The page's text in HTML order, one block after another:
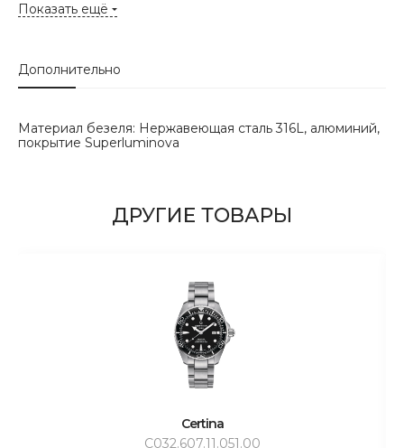
Показать ещё
Дополнительно
Материал безеля: Нержавеющая сталь 316L, алюминий,
покрытие Superluminova
ДРУГИЕ ТОВАРЫ
Certina
C032.607.11.051.00